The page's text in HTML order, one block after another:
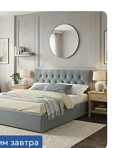
завтра